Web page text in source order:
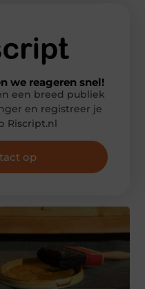
we reageren snel!
een breed publiek
en registreer je
Riscript.nl
op